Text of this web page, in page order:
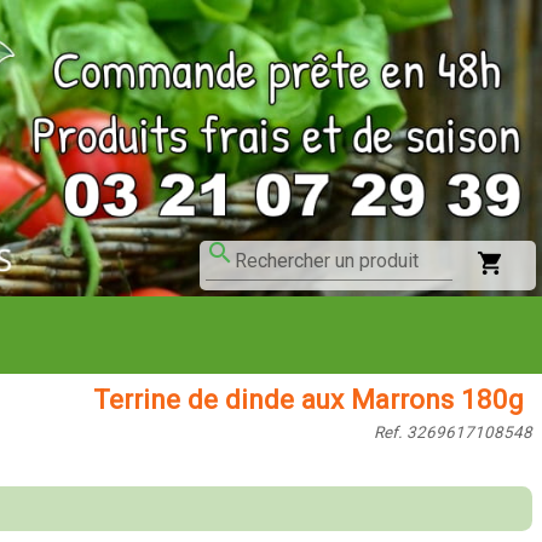
search Rechercher un produit shopping_cart
Terrine de dinde aux Marrons 180g
Ref. 3269617108548